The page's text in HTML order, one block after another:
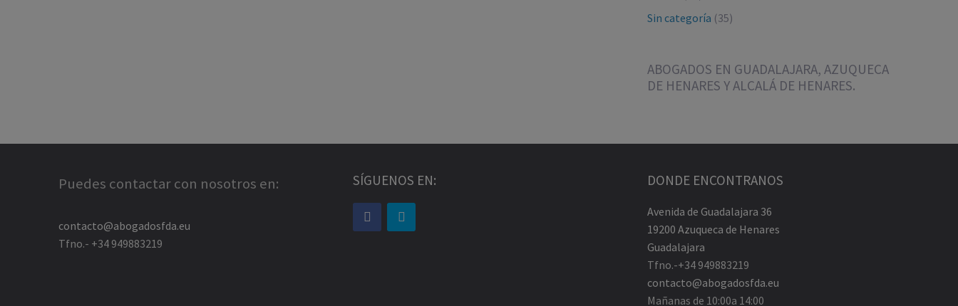
Sin categoría (35)
ABOGADOS EN GUADALAJARA, AZUQUECA
DE HENARES Y ALCALÁ DE HENARES.
Puedes contactar con nosotros en:
contacto@abogadosfda.eu
Tfno.- +34 949883219
SÍGUENOS EN: DONDE ENCONTRANOS
Avenida de Guadalajara 36
19200 Azuqueca de Henares
Guadalajara
Tfno.-+34 949883219
contacto@abogadosfda.eu
Mañanas de 10:00a 14:00